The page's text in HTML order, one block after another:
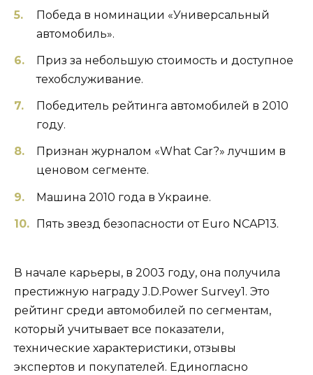
Победа в номинации «Универсальный
автомобиль».
Приз за небольшую стоимость и доступное
техобслуживание.
Победитель рейтинга автомобилей в 2010
году.
Признан журналом «What Car?» лучшим в
ценовом сегменте.
Машина 2010 года в Украине.
Пять звезд безопасности от Euro NCAP13.
В начале карьеры, в 2003 году, она получила
престижную награду J.D.Power Survey1. Это
рейтинг среди автомобилей по сегментам,
который учитывает все показатели,
технические характеристики, отзывы
экспертов и покупателей. Единогласно